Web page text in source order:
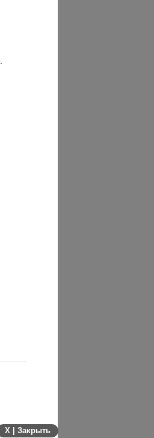
X | Закрыть